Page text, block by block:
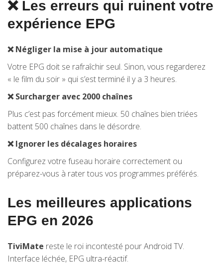
❌ Les erreurs qui ruinent votre
expérience EPG
❌ Négliger la mise à jour automatique
Votre EPG doit se rafraîchir seul. Sinon, vous regarderez
« le film du soir » qui s’est terminé il y a 3 heures.
❌ Surcharger avec 2000 chaînes
Plus c’est pas forcément mieux. 50 chaînes bien triées
battent 500 chaînes dans le désordre.
❌ Ignorer les décalages horaires
Configurez votre fuseau horaire correctement ou
préparez-vous à rater tous vos programmes préférés.
Les meilleures applications
EPG en 2026
TiviMate reste le roi incontesté pour Android TV.
Interface léchée, EPG ultra-réactif.